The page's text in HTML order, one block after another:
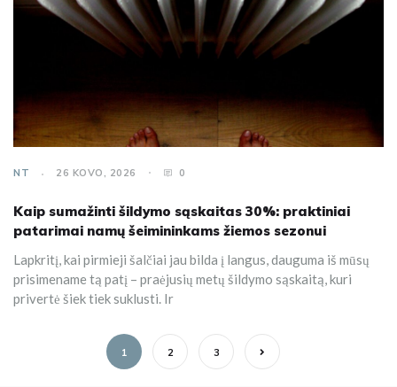
NT 26 KOVO, 2026 0
Kaip sumažinti šildymo sąskaitas 30%: praktiniai
patarimai namų šeimininkams žiemos sezonui
Lapkritį, kai pirmieji šalčiai jau bilda į langus, dauguma iš mūsų
prisimename tą patį – praėjusių metų šildymo sąskaitą, kuri
privertė šiek tiek suklusti. Ir
1 2 3